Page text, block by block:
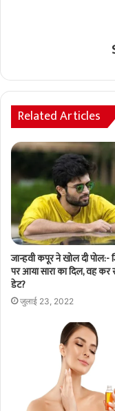
Related Articles
जान्हवी कपूर ने खोल दी पोल:-
पर आया सारा का दिल, वह कर
डेट?
जुलाई 23, 2022